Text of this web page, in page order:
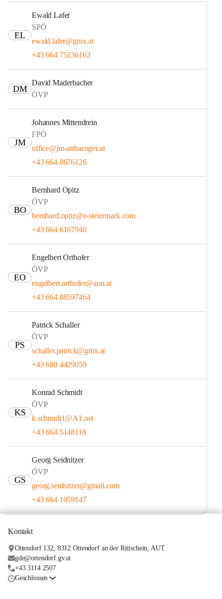
EL
Ewald Lafer
SPÖ
ewald.lafer@gmx.at
+43 664 75136162
DM
David Maderbacher
ÖVP
JM
Johannes Mittendrein
FPÖ
office@jm-anhaenger.at
+43 664 8676126
BO
Bernhard Opitz
ÖVP
bernhard.opitz@e-steiermark.com
+43 664 6167940
EO
Engelbert Orthofer
ÖVP
engelbert.orthofer@aon.at
+43 664 88597464
PS
Patrick Schaller
ÖVP
schaller.patrick@gmx.at
+43 680 4429059
KS
Konrad Schmidt
ÖVP
k.schmidt1@A1.net
+43 664 5148118
GS
Georg Seidnitzer
ÖVP
georg.seidnitzer@gmail.com
+43 664 1059147
Kontakt
Ottendorf 132, 8312 Ottendorf an der Rittschein, AUT
gde@ottendorf.gv.at
+43 3114 2507
Geschlossen